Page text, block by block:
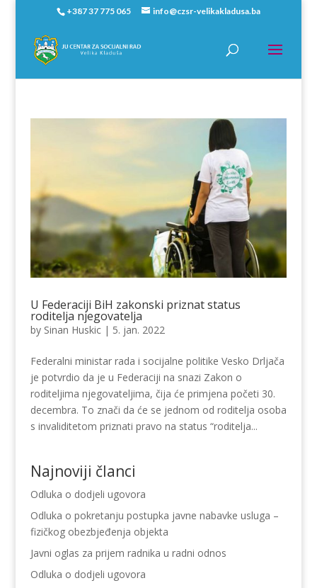
+387 37 775 065 info@czsr-velikakladusa.ba
U Federaciji BiH zakonski priznat status
roditelja njegovatelja
by Sinan Huskic| 5. jan. 2022
Federalni ministar rada i socijalne politike Vesko Drljača
je potvrdio da je u Federaciji na snazi Zakon o
roditeljima njegovateljima, čija će primjena početi 30.
decembra. To znači da će se jednom od roditelja osoba
s invaliditetom priznati pravo na status “roditelja...
Najnoviji članci
Odluka o dodjeli ugovora
Odluka o pokretanju postupka javne nabavke usluga –
fizičkog obezbjeđenja objekta
Javni oglas za prijem radnika u radni odnos
Odluka o dodjeli ugovora